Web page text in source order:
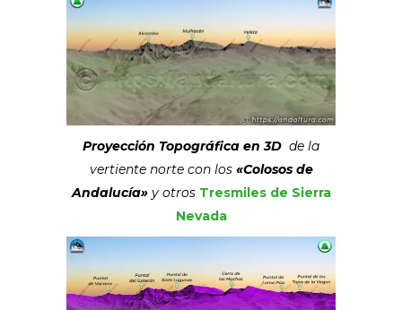
Proyección Topográfica en 3D de la
vertiente norte con los «Colosos de
Andalucía»y otros Tresmiles de Sierra
Nevada